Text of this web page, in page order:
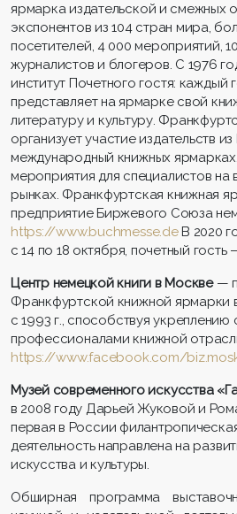
ярмарка издательской и смежных
экспонентов из 104 стран мира,
посетителей, 4 000 мероприятий,
журналистов и блогеров. С 1976
институт Почетного гостя: каждый
представляет на ярмарке свой
литературу и культуру.
организует участие издательств
международный книжных
мероприятия для специалистов
рынках. Франкфуртская книжная
предприятие Биржевого Союза
https://www.buchmesse.deВ 2020
с 14 по 18 октября, почетный гость
Центр немецкой книги в Москве—
Франкфуртской книжной ярмарки
с 1993 г., способствуя укреплению
профессионалами книжной
https://www.facebook.com/
Музей современного искусства
в 2008 году Дарьей Жуковой и
первая в России
деятельность направлена на
искусства и культуры.
Обширная программа